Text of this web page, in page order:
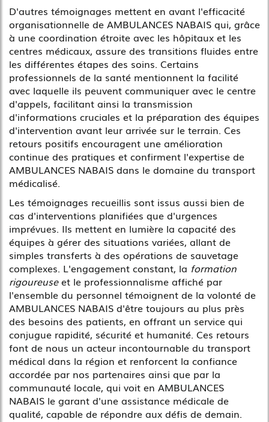
D'autres témoignages mettent en avant l'efficacité
organisationnelle de AMBULANCES NABAIS qui, grâce
à une coordination étroite avec les hôpitaux et les
centres médicaux, assure des transitions fluides entre
les différentes étapes des soins. Certains
professionnels de la santé mentionnent la facilité
avec laquelle ils peuvent communiquer avec le centre
d'appels, facilitant ainsi la transmission
d'informations cruciales et la préparation des équipes
d'intervention avant leur arrivée sur le terrain. Ces
retours positifs encouragent une amélioration
continue des pratiques et confirment l'expertise de
AMBULANCES NABAIS dans le domaine du transport
médicalisé.
Les témoignages recueillis sont issus aussi bien de
cas d'interventions planifiées que d'urgences
imprévues. Ils mettent en lumière la capacité des
équipes à gérer des situations variées, allant de
simples transferts à des opérations de sauvetage
complexes. L'engagement constant, la formation
rigoureuseet le professionnalisme affiché par
l'ensemble du personnel témoignent de la volonté de
AMBULANCES NABAIS d'être toujours au plus près
des besoins des patients, en offrant un service qui
conjugue rapidité, sécurité et humanité. Ces retours
font de nous un acteur incontournable du transport
médical dans la région et renforcent la confiance
accordée par nos partenaires ainsi que par la
communauté locale, qui voit en AMBULANCES
NABAIS le garant d'une assistance médicale de
qualité, capable de répondre aux défis de demain.